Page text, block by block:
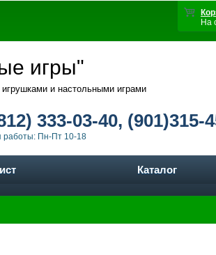
На
игры"
игрушками и настольными играми
333-03-40, (901)315-
работы: Пн-Пт 10-18
Каталог